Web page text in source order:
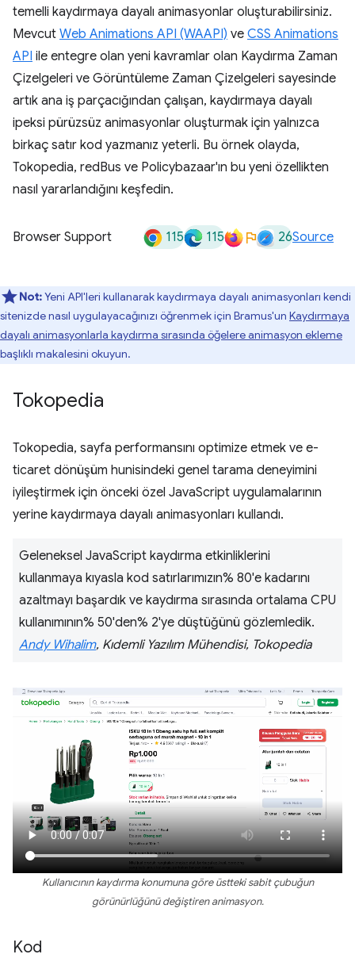
temelli kaydırmaya dayalı animasyonlar oluşturabilirsiniz.
Mevcut Web Animations API (WAAPI) ve CSS Animations
API ile entegre olan yeni kavramlar olan Kaydırma Zaman
Çizelgeleri ve Görüntüleme Zaman Çizelgeleri sayesinde
artık ana iş parçacığından çalışan, kaydırmaya dayalı
ipeksi pürüzsüz animasyonlar oluşturmak için yalnızca
birkaç satır kod yazmanız yeterli. Bu örnek olayda,
Tokopedia, redBus ve Policybazaar'ın bu yeni özellikten
nasıl yararlandığını keşfedin.
Browser Support 115 115 26Source
Not:Yeni API'leri kullanarak kaydırmaya dayalı animasyonları kendi
sitenizde nasıl uygulayacağınızı öğrenmek için Bramus'un Kaydırmaya
dayalı animasyonlarla kaydırma sırasında öğelere animasyon ekleme
başlıklı makalesini okuyun.
Tokopedia
Tokopedia, sayfa performansını optimize etmek ve e-
ticaret dönüşüm hunisindeki genel tarama deneyimini
iyileştirmek için önceki özel JavaScript uygulamalarının
yerine kaydırmaya dayalı animasyonları kullandı.
Geleneksel JavaScript kaydırma etkinliklerini
kullanmaya kıyasla kod satırlarımızın% 80'e kadarını
azaltmayı başardık ve kaydırma sırasında ortalama CPU
kullanımının% 50'den% 2'ye düştüğünü gözlemledik.
Andy Wihalim, Kıdemli Yazılım Mühendisi, Tokopedia
Kullanıcının kaydırma konumuna göre üstteki sabit çubuğun
görünürlüğünü değiştiren animasyon.
Kod